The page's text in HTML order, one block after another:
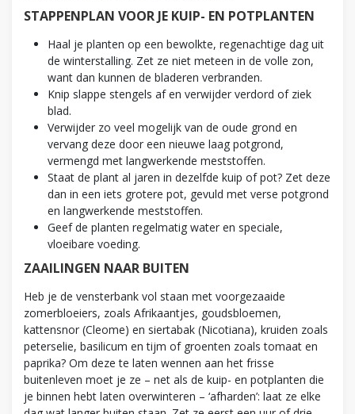
STAPPENPLAN VOOR JE KUIP- EN POTPLANTEN
Haal je planten op een bewolkte, regenachtige dag uit
de winterstalling. Zet ze niet meteen in de volle zon,
want dan kunnen de bladeren verbranden.
Knip slappe stengels af en verwijder verdord of ziek
blad.
Verwijder zo veel mogelijk van de oude grond en
vervang deze door een nieuwe laag potgrond,
vermengd met langwerkende meststoffen.
Staat de plant al jaren in dezelfde kuip of pot? Zet deze
dan in een iets grotere pot, gevuld met verse potgrond
en langwerkende meststoffen.
Geef de planten regelmatig water en speciale,
vloeibare voeding.
ZAAILINGEN NAAR BUITEN
Heb je de vensterbank vol staan met voorgezaaide
zomerbloeiers, zoals Afrikaantjes, goudsbloemen,
kattensnor (Cleome) en siertabak (Nicotiana), kruiden zoals
peterselie, basilicum en tijm of groenten zoals tomaat en
paprika? Om deze te laten wennen aan het frisse
buitenleven moet je ze – net als de kuip- en potplanten die
je binnen hebt laten overwinteren – ‘afharden’: laat ze elke